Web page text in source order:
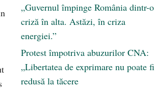
„Guvernul împinge România dintr-o
criză în alta. Astăzi, în criza
energiei.”
Protest împotriva abuzurilor CNA:
„Libertatea de exprimare nu poate fi
redusă la tăcere